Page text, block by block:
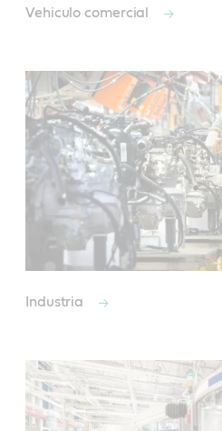
Vehiculo comercial
Industria